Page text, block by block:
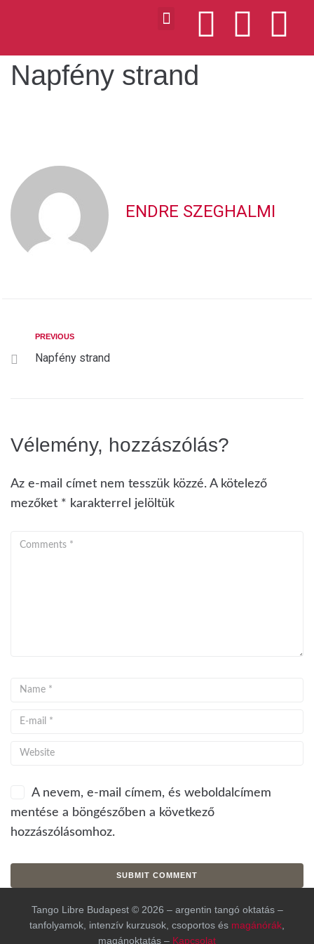
Napfény strand
ENDRE SZEGHALMI
PREVIOUS
Napfény strand
Vélemény, hozzászólás?
Az e-mail címet nem tesszük közzé. A kötelező
mezőket * karakterrel jelöltük
A nevem, e-mail címem, és weboldalcímem
mentése a böngészőben a következő
hozzászólásomhoz.
Tango Libre Budapest © 2026 – argentin tangó oktatás –
tanfolyamok, intenzív kurzusok, csoportos és magánórák
magánoktatás – Kapcsolat